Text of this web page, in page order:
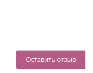
Оставить отзыв